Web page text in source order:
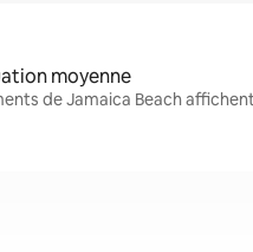
moyenne
de Jamaica Beach